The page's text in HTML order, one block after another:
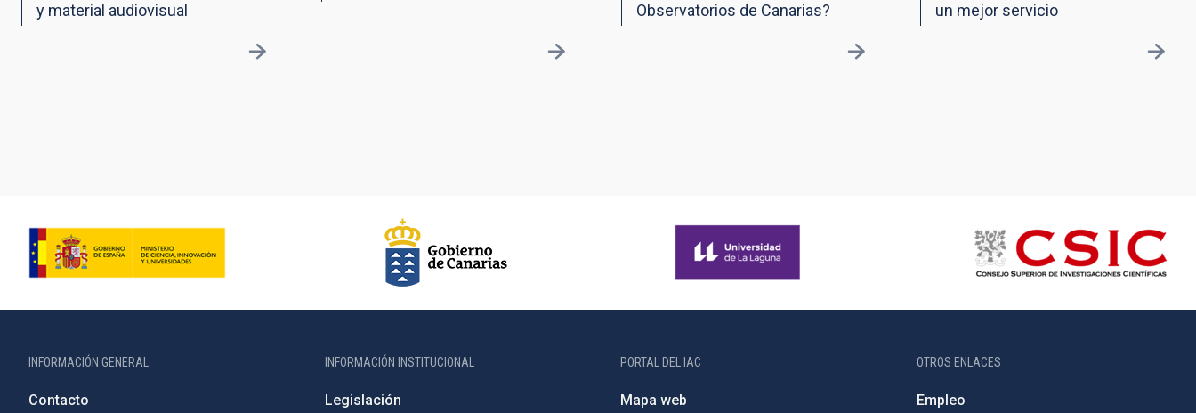
y material audiovisual
Observatorios de Canarias?
un mejor servicio
INFORMACIÓN GENERAL
Contacto
INFORMACIÓN INSTITUCIONAL
Legislación
PORTAL DEL IAC
Mapa web
OTROS ENLACES
Empleo